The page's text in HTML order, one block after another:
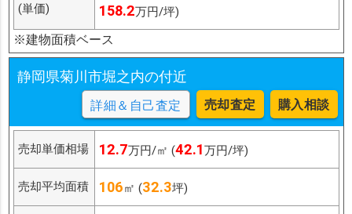
(単価)
158.2万円/坪)
※建物面積ベース
静岡県菊川市堀之内の付近
詳細＆自己査定 売却査定 購入相談
売却単価相場 12.7万円/㎡ (42.1万円/坪)
売却平均面積 106㎡ (32.3坪)